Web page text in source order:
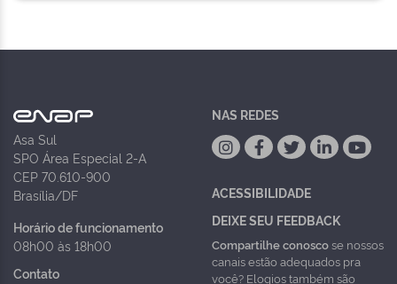
Asa Sul
SPO Área Especial 2-A
CEP 70.610-900
Brasília/DF
Horário de funcionamento
08h00 às 18h00
Contato
NAS REDES
ACESSIBILIDADE
DEIXE SEU FEEDBACK
Compartilhe conoscose nossos
canais estão adequados pra
você? Elogios também são